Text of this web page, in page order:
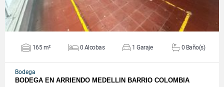
165 m² 0 Alcobas 1 Garaje 0 Baño(s)
Bodega
BODEGA EN ARRIENDO MEDELLIN BARRIO COLOMBIA